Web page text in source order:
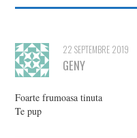
22 SEPTEMBRE 2019
GENY
Foarte frumoasa tinuta
Te pup